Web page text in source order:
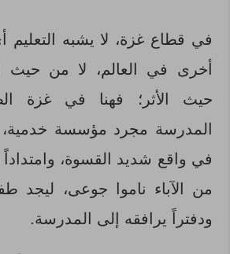
في قطاع غزة، لا يشبه التعليم
أخرى في العالم، لا من حيث
حيث الأثر؛ فهنا في غزة
المدرسة مجرد مؤسسة
في واقع شديد القسوة، وامتداداً
من الآباء ناموا جوعى، ليجد
ودفتراً يرافقه إلى المدرسة.